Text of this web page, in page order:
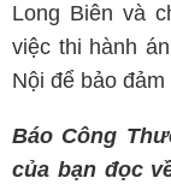
Long Biên và
việc thi hành
Nội để bảo
Báo Công
của bạn đọc